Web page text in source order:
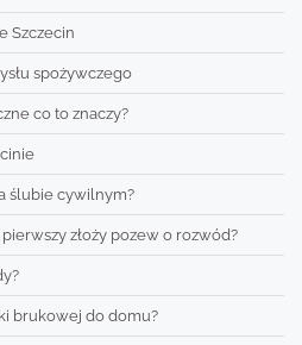
Szczecin
spożywczego
co to znaczy?
ślubie cywilnym?
złoży pozew o rozwód?
brukowej do domu?